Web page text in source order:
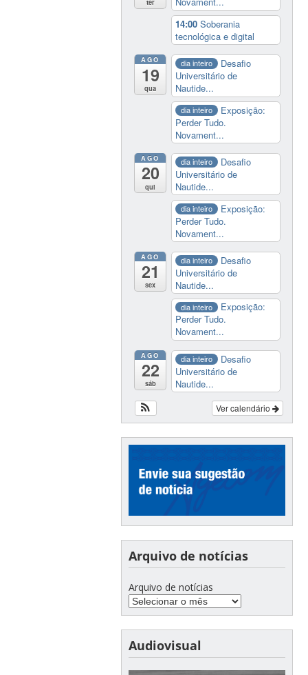
ter
14:00Soberania
tecnológica e digital
AGO
19
qua
dia inteiro
Desafio
Universitário de
Nautide...
dia inteiro
Exposição:
Perder Tudo.
Novament...
AGO
20
qui
dia inteiro
Desafio
Universitário de
Nautide...
dia inteiro
Exposição:
Perder Tudo.
Novament...
AGO
21
sex
dia inteiro
Desafio
Universitário de
Nautide...
dia inteiro
Exposição:
Perder Tudo.
Novament...
AGO
22
sáb
dia inteiro
Desafio
Universitário de
Nautide...
Ver calendário
Arquivo de notícias
Arquivo de notícias
Audiovisual